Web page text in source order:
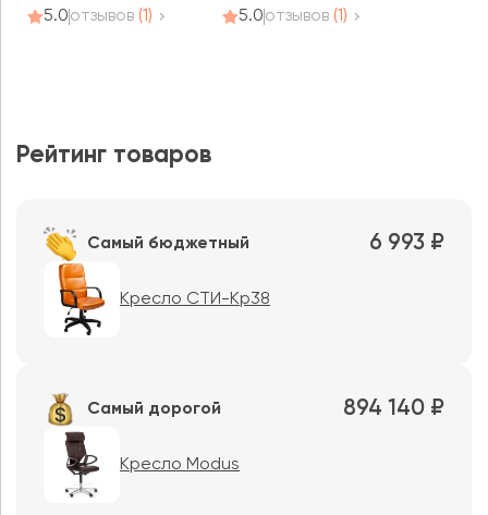
5.0отзывов (1) 5.0отзывов (1)
Рейтинг товаров
Самый бюджетный 6 993 ₽
Кресло СТИ-Кр38
Самый дорогой 894 140 ₽
Кресло Modus